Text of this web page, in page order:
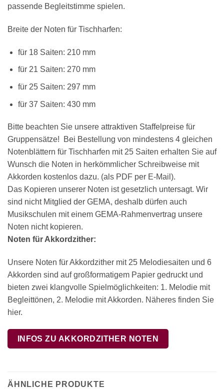
passende Begleitstimme spielen.
Breite der Noten für Tischharfen:
für 18 Saiten: 210 mm
für 21 Saiten: 270 mm
für 25 Saiten: 297 mm
für 37 Saiten: 430 mm
Bitte beachten Sie unsere attraktiven Staffelpreise für
Gruppensätze! Bei Bestellung von mindestens 4 gleichen
Notenblättern für Tischharfen mit 25 Saiten erhalten Sie auf
Wunsch die Noten in herkömmlicher Schreibweise mit
Akkorden kostenlos dazu. (als PDF per E-Mail).
Das Kopieren unserer Noten ist gesetzlich untersagt. Wir
sind nicht Mitglied der GEMA, deshalb dürfen auch
Musikschulen mit einem GEMA-Rahmenvertrag unsere
Noten nicht kopieren.
Noten für Akkordzither:
Unsere Noten für Akkordzither mit 25 Melodiesaiten und 6
Akkorden sind auf großformatigem Papier gedruckt und
bieten zwei klangvolle Spielmöglichkeiten: 1. Melodie mit
Begleittönen, 2. Melodie mit Akkorden. Näheres finden Sie
hier.
INFOS ZU AKKORDZITHER NOTEN
ÄHNLICHE PRODUKTE
Chat Support
AKKORDZITHER